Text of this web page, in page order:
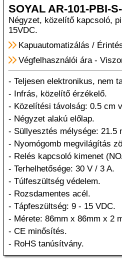
SOYAL AR-101-PBI-
Négyzet, közelítő kapcsoló,
15VDC.
Kapuautomatizálás /
Végfelhasználói ára-
- Teljesen elektronikus, nem
- Infrás, közelítő érzékelő.
- Közelítési távolság: 0.5 cm
- Négyzet alakú előlap.
- Süllyesztés mélysége: 21.5
- Nyomógomb megvilágítás
- Relés kapcsoló kimenet
- Terhelhetősége: 30 V / 3 A.
- Túlfeszültség védelem.
- Rozsdamentes acél.
- Tápfeszültség: 9 - 15 VDC.
- Mérete: 86mm x 86mm x 2
- CE minősítés.
- RoHS tanúsítvány.